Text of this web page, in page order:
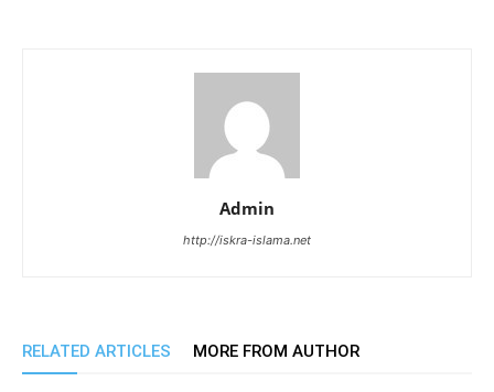
Admin
http://iskra-islama.net
RELATED ARTICLES MORE FROM AUTHOR